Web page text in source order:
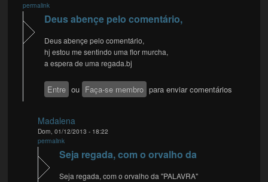
permalink
Deus abençe pelo comentário,
Deus abençe pelo comentário,
hj estou me sentindo uma flor murcha,
a espera de uma regada.bj
Entre ou Faça-se membro para enviar comentários
Madalena
Dom, 01/12/2013 - 18:22
permalink
Seja regada, com o orvalho da
Seja regada, com o orvalho da "PALAVRA"